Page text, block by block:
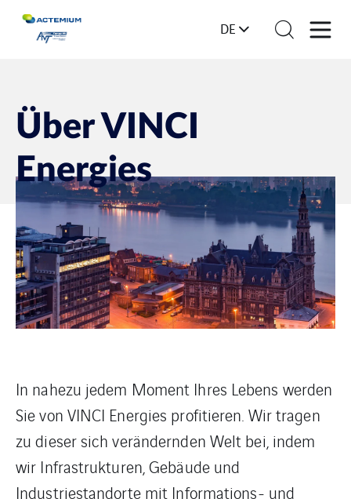
DE
Über VINCI
Energies
In nahezu jedem Moment Ihres Lebens werden
Sie von VINCI Energies profitieren. Wir tragen
zu dieser sich verändernden Welt bei, indem
wir Infrastrukturen, Gebäude und
Industriestandorte mit Informations- und